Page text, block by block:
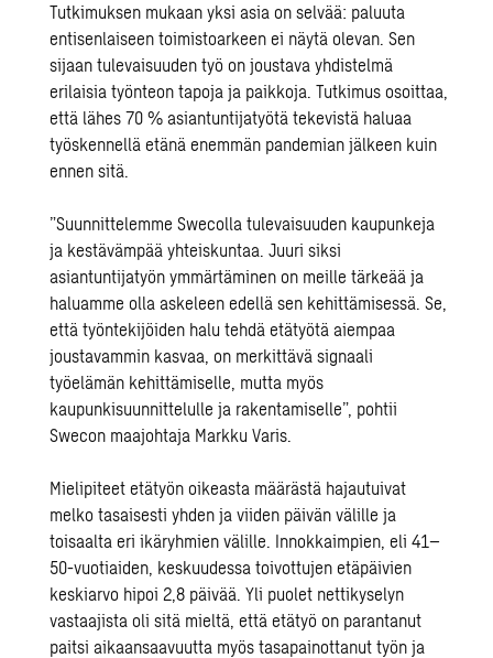
Tutkimuksen mukaan yksi asia on selvää: paluuta
entisenlaiseen toimistoarkeen ei näytä olevan. Sen
sijaan tulevaisuuden työ on joustava yhdistelmä
erilaisia työnteon tapoja ja paikkoja. Tutkimus osoittaa,
että lähes 70 % asiantuntijatyötä tekevistä haluaa
työskennellä etänä enemmän pandemian jälkeen kuin
ennen sitä.
”Suunnittelemme Swecolla tulevaisuuden kaupunkeja
ja kestävämpää yhteiskuntaa. Juuri siksi
asiantuntijatyön ymmärtäminen on meille tärkeää ja
haluamme olla askeleen edellä sen kehittämisessä. Se,
että työntekijöiden halu tehdä etätyötä aiempaa
joustavammin kasvaa, on merkittävä signaali
työelämän kehittämiselle, mutta myös
kaupunkisuunnittelulle ja rakentamiselle”, pohtii
Swecon maajohtaja Markku Varis.
Mielipiteet etätyön oikeasta määrästä hajautuivat
melko tasaisesti yhden ja viiden päivän välille ja
toisaalta eri ikäryhmien välille. Innokkaimpien, eli 41–
50-vuotiaiden, keskuudessa toivottujen etäpäivien
keskiarvo hipoi 2,8 päivää. Yli puolet nettikyselyn
vastaajista oli sitä mieltä, että etätyö on parantanut
paitsi aikaansaavuutta myös tasapainottanut työn ja